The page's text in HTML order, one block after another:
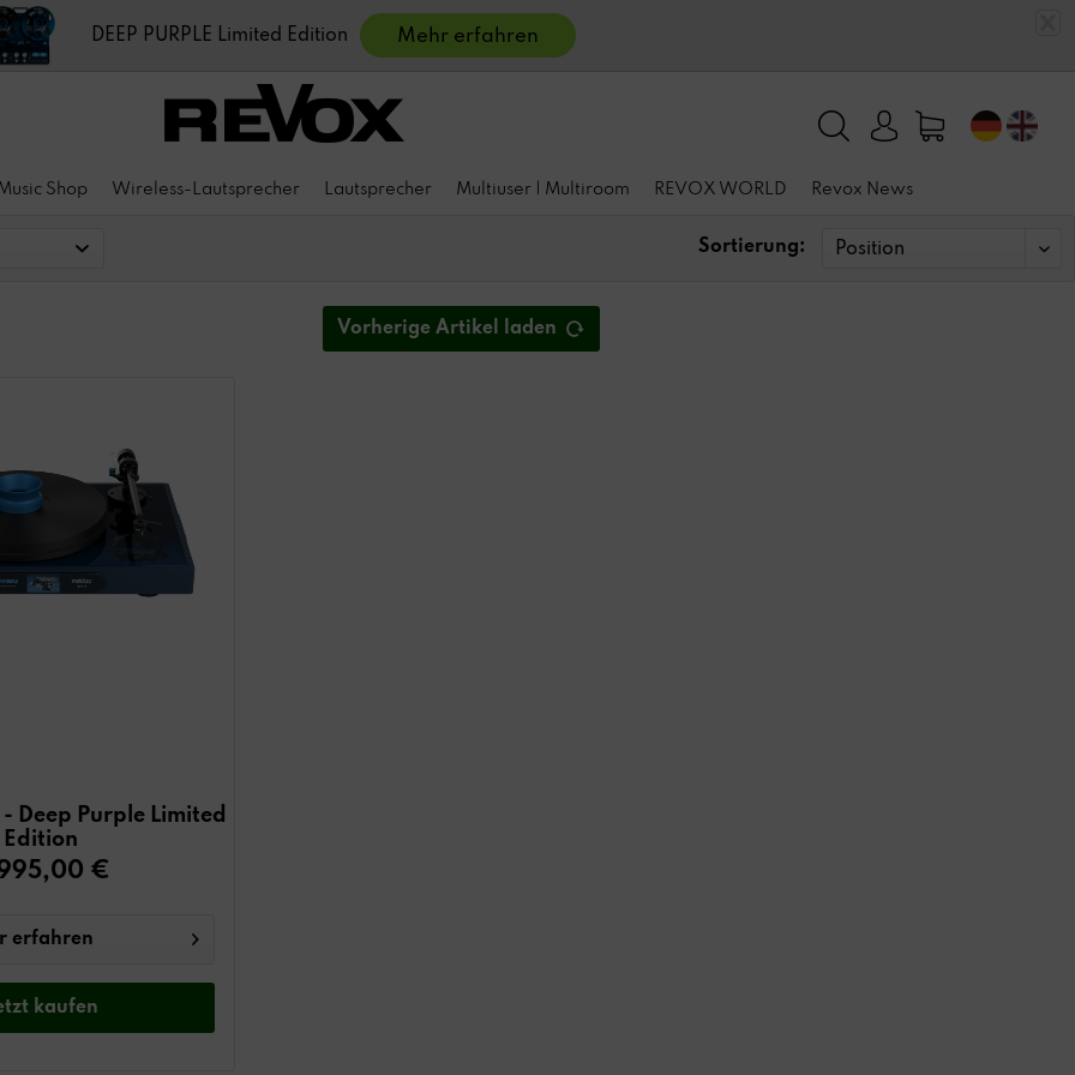
DEEP PURPLE Limited Edition Mehr erfahren
Shop Wireless-Lautsprecher Lautsprecher Multiuser | Multiroom REVOX WORLD Revox News
Sortierung:
Vorherige Artikel laden
Deep Purple Limited
Edition
€
erfahren
kaufen